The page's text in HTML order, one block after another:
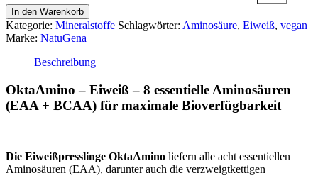
In den Warenkorb
Kategorie: Mineralstoffe Schlagwörter: Aminosäure, Eiweiß, vegan
Marke: NatuGena
Beschreibung
OktaAmino – Eiweiß – 8 essentielle Aminosäuren
(EAA + BCAA) für maximale Bioverfügbarkeit
Die Eiweißpresslinge OktaAmino liefern alle acht essentiellen
Aminosäuren (EAA), darunter auch die verzweigtkettigen